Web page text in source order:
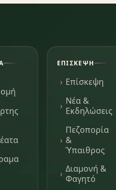
ΕΠΊΣΚΕΨΗ
Επίσκεψη
Νέα &
Εκδηλώσεις
Πεζοπορία
&
Ύπαιθρος
Διαμονή &
Φαγητό